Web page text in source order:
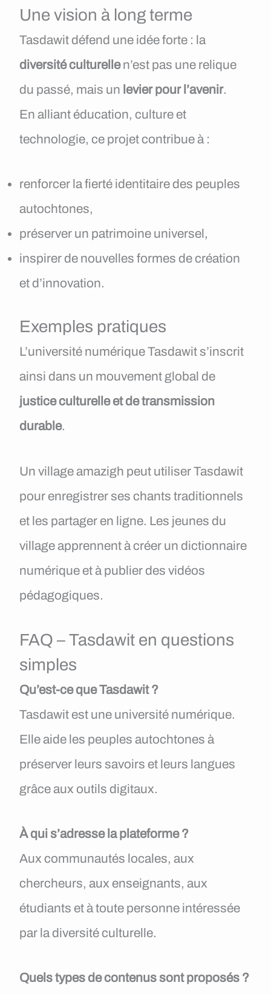
Une vision à long terme
Tasdawit défend une idée forte : la
diversité culturellen’est pas une relique
du passé, mais un levier pour l’avenir.
En alliant éducation, culture et
technologie, ce projet contribue à :
renforcer la fierté identitaire des peuples
autochtones,
préserver un patrimoine universel,
inspirer de nouvelles formes de création
et d’innovation.
Exemples pratiques
L’université numérique Tasdawit s’inscrit
ainsi dans un mouvement global de
justice culturelle et de transmission
durable.
Un village amazigh peut utiliser Tasdawit
pour enregistrer ses chants traditionnels
et les partager en ligne. Les jeunes du
village apprennent à créer un dictionnaire
numérique et à publier des vidéos
pédagogiques.
FAQ – Tasdawit en questions
simples
Qu’est-ce que Tasdawit ?
Tasdawit est une université numérique.
Elle aide les peuples autochtones à
préserver leurs savoirs et leurs langues
grâce aux outils digitaux.
À qui s’adresse la plateforme ?
Aux communautés locales, aux
chercheurs, aux enseignants, aux
étudiants et à toute personne intéressée
par la diversité culturelle.
Quels types de contenus sont proposés ?